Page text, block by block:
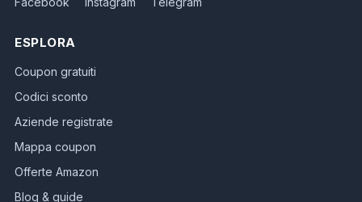
ESPLORA
Coupon gratuiti
Codici sconto
Aziende registrate
Mappa coupon
Offerte Amazon
Blog & guide